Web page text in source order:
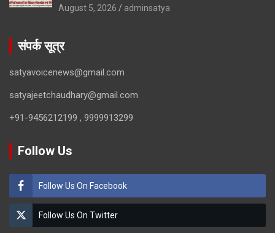
August 5, 2026 adminsatya
संपर्क सूत्र
satyavoicenews@gmail.com
satyajeetchaudhary@gmail.com
+91-9456212199 , 9999913299
Follow Us
Follow Us On Facebook
Follow Us On Twitter